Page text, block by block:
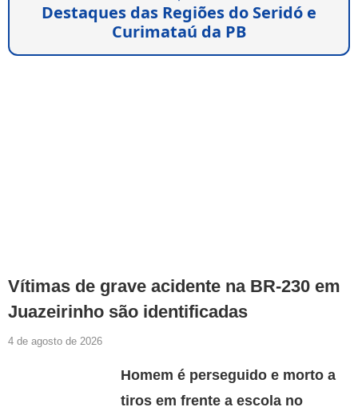
Destaques das Regiões do Seridó e
Curimataú da PB
Vítimas de grave acidente na BR-230 em
Juazeirinho são identificadas
4 de agosto de 2026
Homem é perseguido e morto a
tiros em frente a escola no